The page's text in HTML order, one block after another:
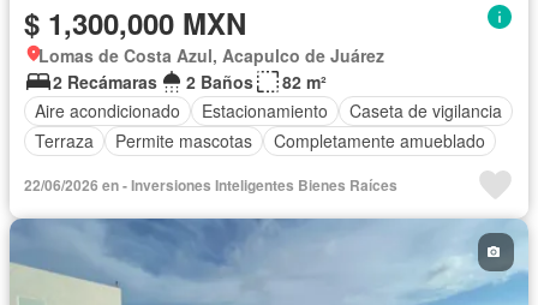
$ 1,300,000 MXN
Lomas de Costa Azul, Acapulco de Juárez
2 Recámaras
2 Baños
82 m²
Aire acondicionado
Estacionamiento
Caseta de vigilancia
Terraza
Permite mascotas Completamente amueblado
22/06/2026 en - Inversiones Inteligentes Bienes Raíces